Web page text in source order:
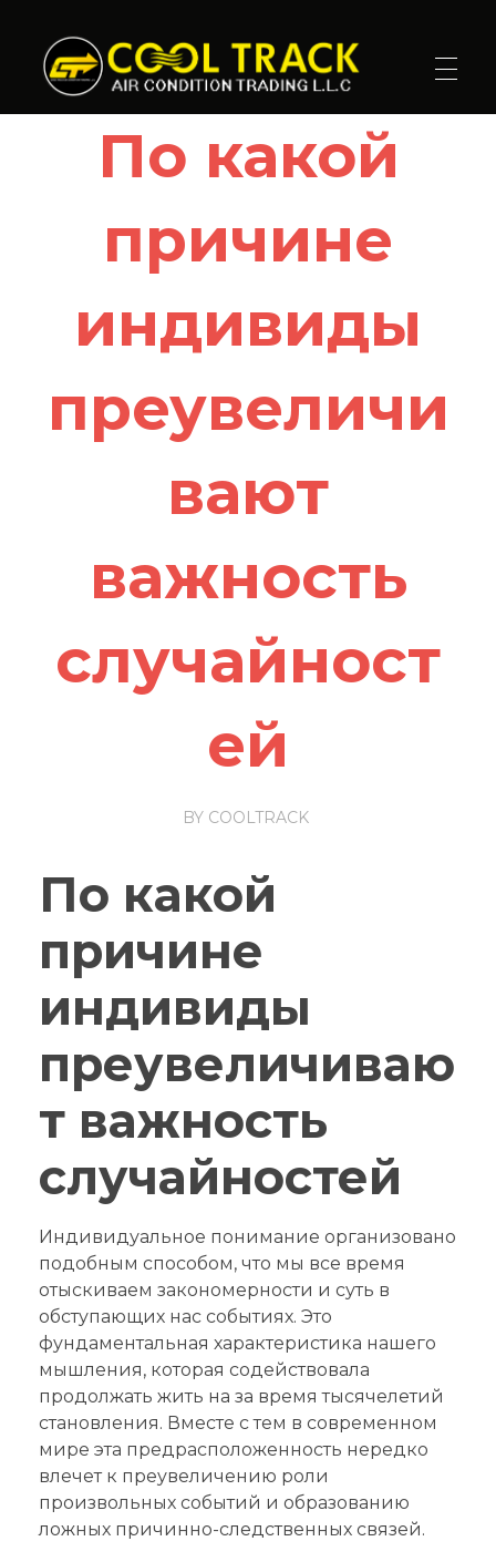
Cool Track Air Condition Trading LLC
Perfect Track of Comfort & Cool
По какой
причине
индивиды
преувеличи
вают
важность
случайност
ей
BY COOLTRACK
По какой
причине
индивиды
преувеличиваю
т важность
случайностей
Индивидуальное понимание организовано
подобным способом, что мы все время
отыскиваем закономерности и суть в
обступающих нас событиях. Это
фундаментальная характеристика нашего
мышления, которая содействовала
продолжать жить на за время тысячелетий
становления. Вместе с тем в современном
мире эта предрасположенность нередко
влечет к преувеличению роли
произвольных событий и образованию
ложных причинно-следственных связей.